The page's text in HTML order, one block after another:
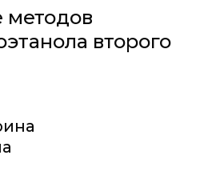
методов
второго